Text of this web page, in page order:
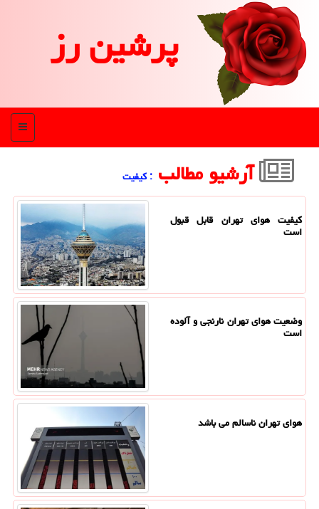
پرشین رز
منو
آرشیو مطالب : كیفیت
کیفیت هوای تهران قابل قبول
است
وضعیت هوای تهران نارنجی و آلوده
است
هوای تهران ناسالم می باشد